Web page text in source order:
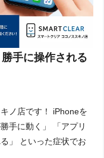
手に操作される
ノ店です！ iPhoneを
手に動く」 「アプリ
」 といった症状でお